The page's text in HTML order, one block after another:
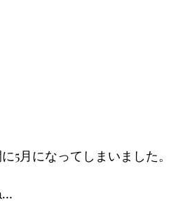
5月になってしまいました。
…